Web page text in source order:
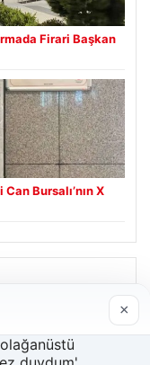
Firari Başkan
Bursalı’nın X
×